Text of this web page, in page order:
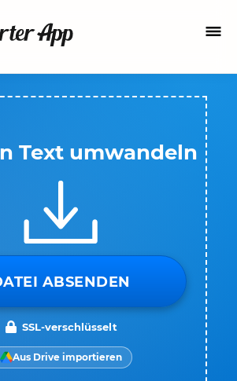
Text umwandeln
ABSENDEN
SSL-verschlüsselt
Aus Drive importieren